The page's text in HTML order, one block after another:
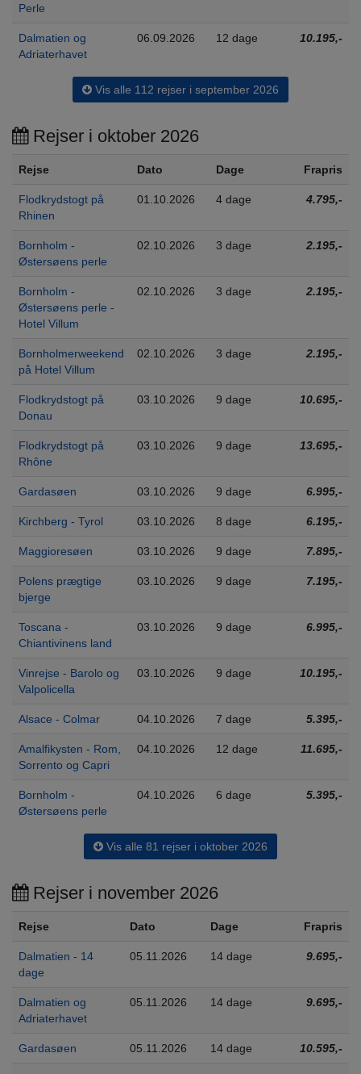
Perle
Dalmatien og
Adriaterhavet
06.09.2026 12 dage 10.195,-
Vis alle 112 rejser i september 2026
Rejser i oktober 2026
Rejse Dato Dage Frapris
Flodkrydstogt på
Rhinen
01.10.2026 4 dage 4.795,-
Bornholm -
Østersøens perle
02.10.2026 3 dage 2.195,-
Bornholm -
Østersøens perle -
Hotel Villum
02.10.2026 3 dage 2.195,-
Bornholmerweekend
på Hotel Villum
02.10.2026 3 dage 2.195,-
Flodkrydstogt på
Donau
03.10.2026 9 dage 10.695,-
Flodkrydstogt på
Rhône
03.10.2026 9 dage 13.695,-
Gardasøen 03.10.2026 9 dage 6.995,-
Kirchberg - Tyrol 03.10.2026 8 dage 6.195,-
Maggioresøen 03.10.2026 9 dage 7.895,-
Polens prægtige
bjerge
03.10.2026 9 dage 7.195,-
Toscana -
Chiantivinens land
03.10.2026 9 dage 6.995,-
Vinrejse - Barolo og
Valpolicella
03.10.2026 9 dage 10.195,-
Alsace - Colmar 04.10.2026 7 dage 5.395,-
Amalfikysten - Rom,
Sorrento og Capri
04.10.2026 12 dage 11.695,-
Bornholm -
Østersøens perle
04.10.2026 6 dage 5.395,-
Vis alle 81 rejser i oktober 2026
Rejser i november 2026
Rejse Dato Dage Frapris
Dalmatien - 14
dage
05.11.2026 14 dage 9.695,-
Dalmatien og
Adriaterhavet
05.11.2026 14 dage 9.695,-
Gardasøen 05.11.2026 14 dage 10.595,-